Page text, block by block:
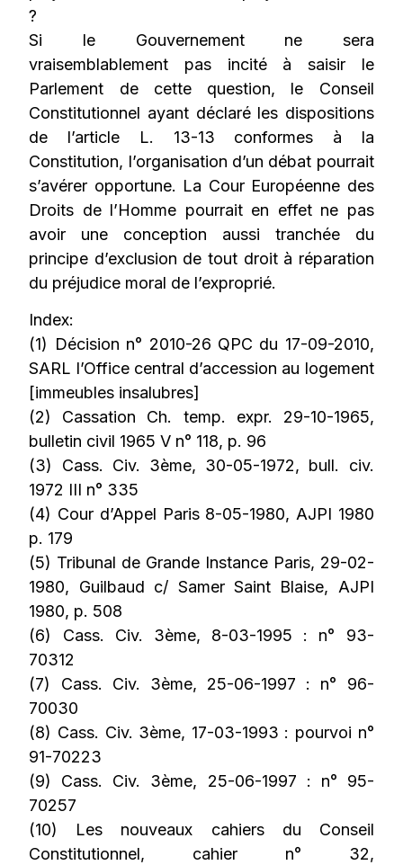
?
Si le Gouvernement ne sera
vraisemblablement pas incité à saisir le
Parlement de cette question, le Conseil
Constitutionnel ayant déclaré les dispositions
de l’article L. 13-13 conformes à la
Constitution, l’organisation d’un débat pourrait
s’avérer opportune. La Cour Européenne des
Droits de l’Homme pourrait en effet ne pas
avoir une conception aussi tranchée du
principe d’exclusion de tout droit à réparation
du préjudice moral de l’exproprié.
Index:
(1) Décision n° 2010-26 QPC du 17-09-2010,
SARL l’Office central d’accession au logement
[immeubles insalubres]
(2) Cassation Ch. temp. expr. 29-10-1965,
bulletin civil 1965 V n° 118, p. 96
(3) Cass. Civ. 3ème, 30-05-1972, bull. civ.
1972 III n° 335
(4) Cour d’Appel Paris 8-05-1980, AJPI 1980
p. 179
(5) Tribunal de Grande Instance Paris, 29-02-
1980, Guilbaud c/ Samer Saint Blaise, AJPI
1980, p. 508
(6) Cass. Civ. 3ème, 8-03-1995 : n° 93-
70312
(7) Cass. Civ. 3ème, 25-06-1997 : n° 96-
70030
(8) Cass. Civ. 3ème, 17-03-1993 : pourvoi n°
91-70223
(9) Cass. Civ. 3ème, 25-06-1997 : n° 95-
70257
(10) Les nouveaux cahiers du Conseil
Constitutionnel, cahier n° 32,